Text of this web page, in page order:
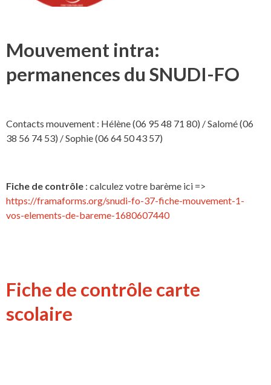
Mouvement intra:
permanences du SNUDI-FO
Contacts mouvement : Hélène (06 95 48 71 80) / Salomé (06
38 56 74 53) / Sophie (06 64 50 43 57)
Fiche de contrôle : calculez votre barème ici =>
https://framaforms.org/snudi-fo-37-fiche-mouvement-1-
vos-elements-de-bareme-1680607440
Fiche de contrôle carte
scolaire